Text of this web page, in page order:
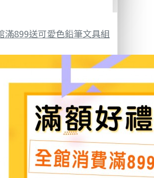
滿899送可愛色鉛筆文具組